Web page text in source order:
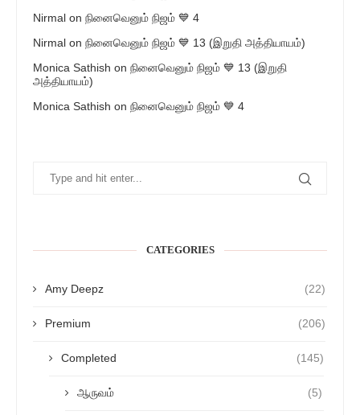
Nirmal on நினைவெனும் நிஜம் 💙 4
Nirmal on நினைவெனும் நிஜம் 💙 13 (இறுதி அத்தியாயம்)
Monica Sathish on நினைவெனும் நிஜம் 💙 13 (இறுதி
அத்தியாயம்)
Monica Sathish on நினைவெனும் நிஜம் 💙 4
CATEGORIES
Amy Deepz (22)
Premium (206)
Completed (145)
ஆருவம் (5)